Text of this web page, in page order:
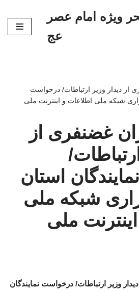
ویژه امام عصر
عج
از دیدار وزیر ارتباطات/ درخواست
شبکه ملی اطلاعات و اینترنت ملی
غضنفری از
استان
شبکه ملی
ملی
وزیر ارتباطات/ درخواست نمایندگان